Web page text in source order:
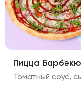
Пицца Барбекю